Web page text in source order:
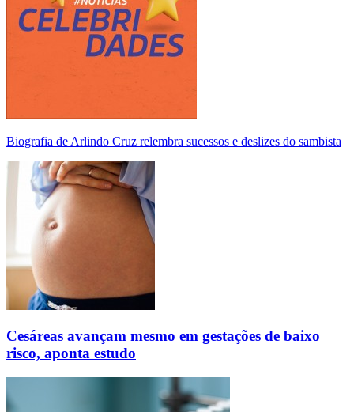
Biografia de Arlindo Cruz relembra sucessos e deslizes do sambista
Cesáreas avançam mesmo em gestações de baixo
risco, aponta estudo